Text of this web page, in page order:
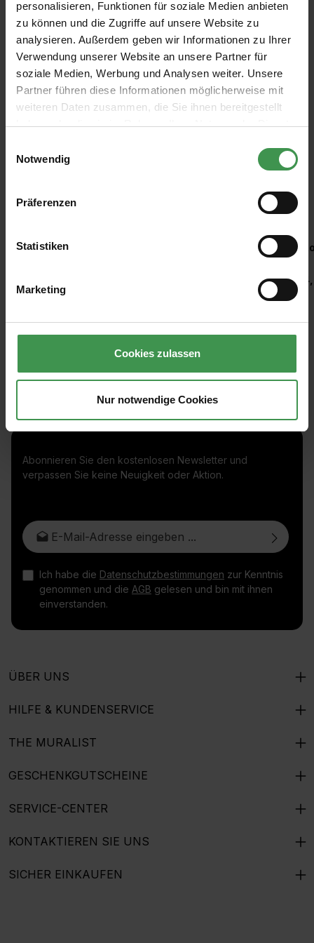
personalisieren, Funktionen für soziale Medien anbieten
zu können und die Zugriffe auf unsere Website zu
analysieren. Außerdem geben wir Informationen zu Ihrer
Verwendung unserer Website an unsere Partner für
soziale Medien, Werbung und Analysen weiter. Unsere
Partner führen diese Informationen möglicherweise mit
weiteren Daten zusammen, die Sie ihnen bereitgestellt
haben oder die sie im Rahmen Ihrer Nutzung der Dienste
Notwendig
Präferenzen
Statistiken
Marketing
Cookies zulassen
Nur notwendige Cookies
Paper
Library
Paarl 104
Paint &
Paper
Library
Paper
Library
Paper I 431
Paint &
Paper
Library
Ab 10,00 €
Paper
Library
Beetlenut
413
Paint &
Paper
Library
Ab 10,00 €
Paper
Library
Paper V
435
Paint &
Paper
Library
Paper
Library
Chelsea
Green II
549
Paint &
Paper
Library
Produktgalerie überspringen
Kleisterroller
Abonnieren Sie den kostenlosen Newsletter und
verpassen Sie keine Neuigkeit oder Aktion.
E-Mail-Adresse*
Ich habe die Datenschutzbestimmungen zur Kenntnis
genommen und die AGB gelesen und bin mit ihnen
einverstanden.
ÜBER UNS
HILFE & KUNDENSERVICE
THE MURALIST
GESCHENKGUTSCHEINE
SERVICE-CENTER
KONTAKTIEREN SIE UNS
SICHER EINKAUFEN